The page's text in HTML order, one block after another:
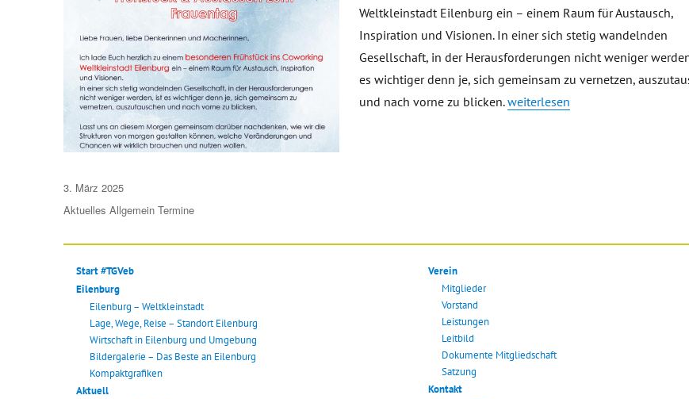
Weltkleinstadt Eilenburg ein – einem Raum für Austausch,
Inspiration und Visionen. In einer sich stetig wandelnden
Gesellschaft, in der Herausforderungen nicht weniger
es wichtiger denn je, sich gemeinsam zu vernetzen,
und nach vorne zu blicken.„Einladung Frühstück und
weiterlesen
Veröffentlicht
am
3. März 2025
Aktuelles Allgemein Termine
Start #TGVeb
Eilenburg
Eilenburg – Weltkleinstadt
Lage, Wege, Reise – Standort Eilenburg
Wirtschaft in Eilenburg und Umgebung
Bildergalerie – Das Beste an Eilenburg
Kompaktgrafiken
Aktuell
Verein
Mitglieder
Vorstand
Leistungen
Leitbild
Dokumente Mitgliedschaft
Satzung
Kontakt